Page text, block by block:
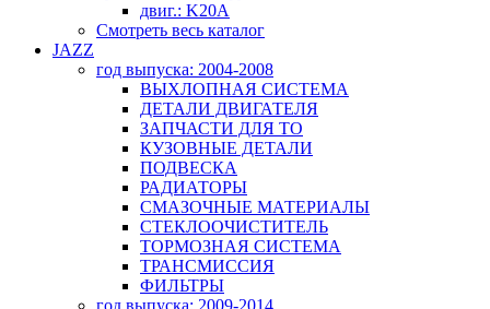
двиг.: K20A
Смотреть весь каталог
JAZZ
год выпуска: 2004-2008
ВЫХЛОПНАЯ СИСТЕМА
ДЕТАЛИ ДВИГАТЕЛЯ
ЗАПЧАСТИ ДЛЯ ТО
КУЗОВНЫЕ ДЕТАЛИ
ПОДВЕСКА
РАДИАТОРЫ
СМАЗОЧНЫЕ МАТЕРИАЛЫ
СТЕКЛООЧИСТИТЕЛЬ
ТОРМОЗНАЯ СИСТЕМА
ТРАНСМИССИЯ
ФИЛЬТРЫ
год выпуска: 2009-2014